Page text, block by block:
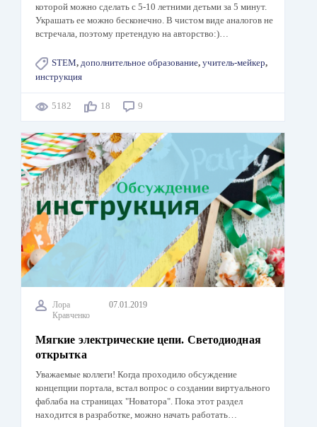
которой можно сделать с 5-10 летними детьми за 5 минут.
Украшать ее можно бесконечно. В чистом виде аналогов не
встречала, поэтому претендую на авторство:)…
STEM, дополнительное образование, учитель-мейкер,
инструкция
5182 18 9
Лора
Кравченко
07.01.2019
Мягкие электрические цепи. Светодиодная
открытка
Уважаемые коллеги! Когда проходило обсуждение
концепции портала, встал вопрос о создании виртуального
фаблаба на страницах "Новатора". Пока этот раздел
находится в разработке, можно начать работать…